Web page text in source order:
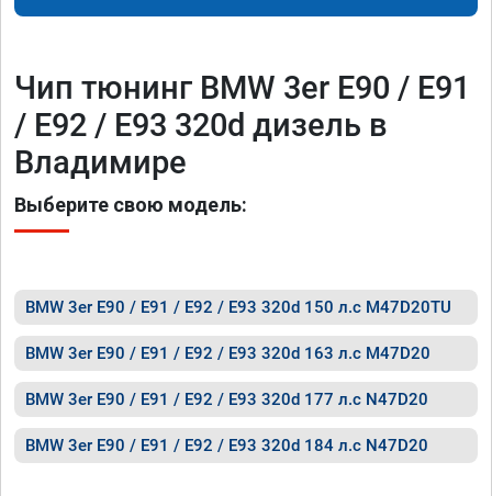
Чип тюнинг BMW 3er E90 / E91
/ E92 / E93 320d дизель в
Владимире
Выберите свою модель:
BMW 3er E90 / E91 / E92 / E93 320d 150 л.с M47D20TU
BMW 3er E90 / E91 / E92 / E93 320d 163 л.с M47D20
BMW 3er E90 / E91 / E92 / E93 320d 177 л.с N47D20
BMW 3er E90 / E91 / E92 / E93 320d 184 л.с N47D20